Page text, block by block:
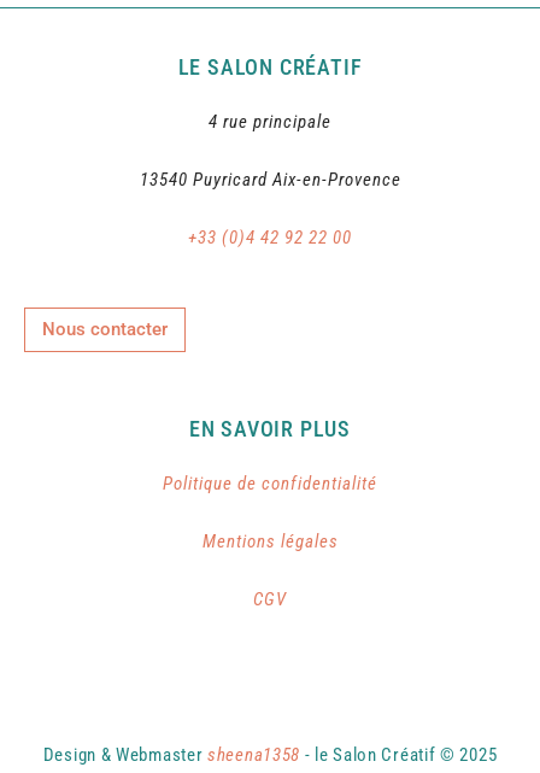
LE SALON CRÉATIF
4 rue principale
13540 Puyricard Aix-en-Provence
+33 (0)4 42 92 22 00
Nous contacter
EN SAVOIR PLUS
Politique de confidentialité
Mentions légales
CGV
Design & Webmastersheena1358 - le Salon Créatif © 2025